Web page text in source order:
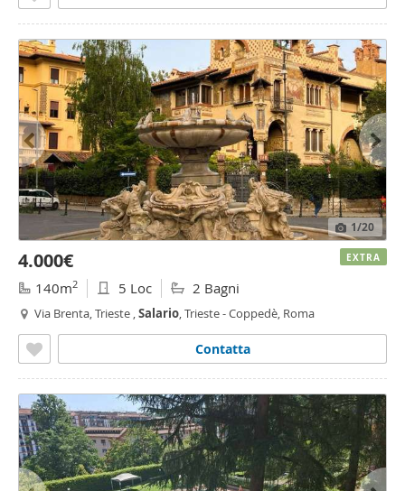
1/20
4.000€
140m2 5 Loc 2 Bagni
Via Brenta, Trieste ,Salario, Trieste - Coppedè, Roma
Contatta
EXTRA